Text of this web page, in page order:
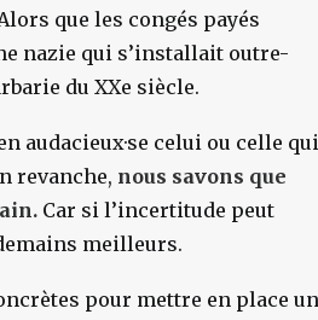
que les congés payés
nazie qui s’installait outre-
du XXe siècle.
audacieux·se celui ou celle qui
revanche, nous savons que
Car si l’incertitude peut
meilleurs.
pour mettre en place un